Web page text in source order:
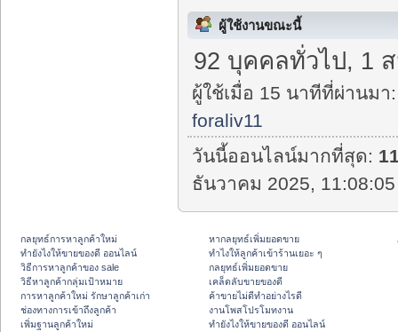
ผู้ใช้งานขณะนี้
92 บุคคลทั่วไป, 1
ผู้ใช้เมื่อ 15 นาทีที่ผ่านมา:
foraliv11
วันนี้ออนไลน์มากที่สุด:
ธันวาคม 2025,
กลยุทธ์การหาลูกค้าใหม่
ทํายังไงให้ขายของดี ออนไลน์
วิธีการหาลูกค้าของ sale
วิธีหาลูกค้ากลุ่มเป้าหมาย
การหาลูกค้าใหม่ รักษาลูกค้าเก่า
ช่องทางการเข้าถึงลูกค้า
เพิ่มฐานลูกค้าใหม่
หากลยุทธ์เพิ่มยอดขาย
ทําไงให้ลูกค้าเข้าร้านเยอะ ๆ
กลยุทธ์เพิ่มยอดขาย
เคล็ดลับขายของดี
ค้าขายไม่ดีทำอย่างไรดี
งานโพสโปรโมทงาน
ทํายังไงให้ขายของดี ออนไลน์